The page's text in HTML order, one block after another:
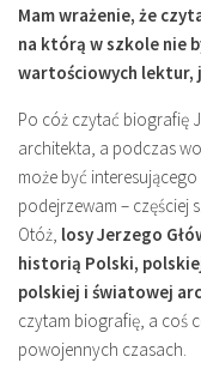
Mam wrażenie, że
na którą w szkole nie
wartościowych lektur,
Po cóż czytać biografię
architekta, a podczas
może być
podejrzewam – częściej
Otóż, losy Jerzego
historią Polski,
polskiej i światowej
czytam biografię, a coś
powojennych czasach.